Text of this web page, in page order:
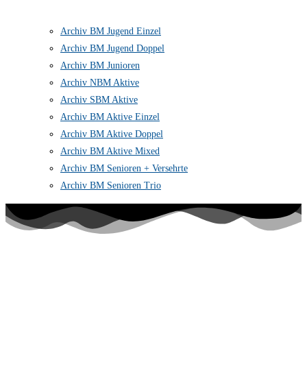
Archiv BM Jugend Einzel
Archiv BM Jugend Doppel
Archiv BM Junioren
Archiv NBM Aktive
Archiv SBM Aktive
Archiv BM Aktive Einzel
Archiv BM Aktive Doppel
Archiv BM Aktive Mixed
Archiv BM Senioren + Versehrte
Archiv BM Senioren Trio